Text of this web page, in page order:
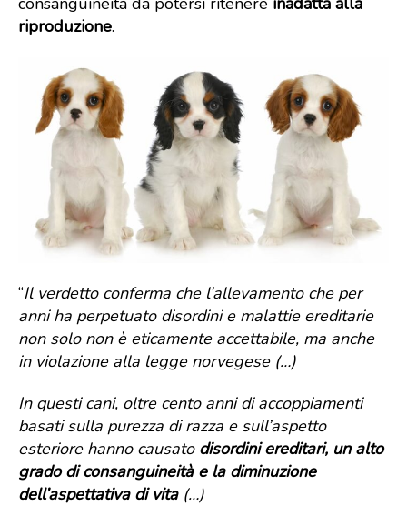
riproduzione.
“Il verdetto conferma che l’allevamento che per
anni ha perpetuato disordini e malattie ereditarie
non solo non è eticamente accettabile, ma anche
in violazione alla legge norvegese (…)
In questi cani, oltre cento anni di accoppiamenti
basati sulla purezza di razza e sull’aspetto
esteriore hanno causato disordini ereditari, un alto
grado di consanguineità e la diminuzione
dell’aspettativa di vita(…)